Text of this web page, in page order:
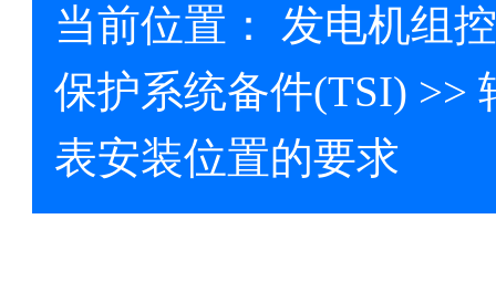
当前位置： 发电机组
保护系统备件(TSI) >>
表安装位置的要求